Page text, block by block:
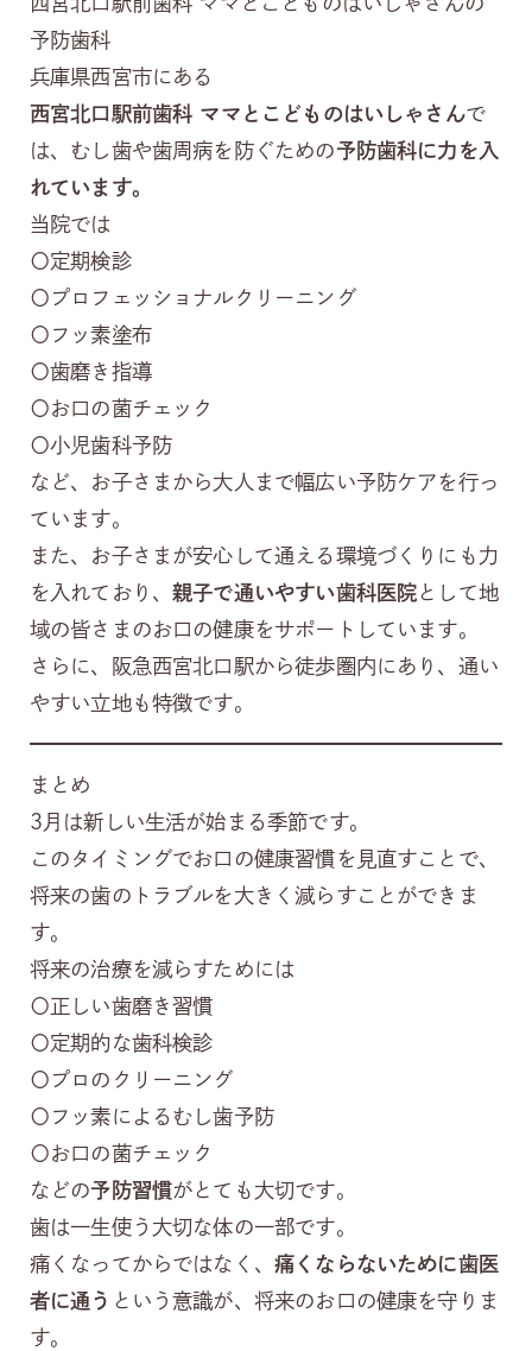
予防歯科
兵庫県西宮市にある
西宮北口駅前歯科 ママとこどものはいしゃさんで
は、むし歯や歯周病を防ぐための予防歯科に力を入
れています。
当院では
〇定期検診
〇プロフェッショナルクリーニング
〇フッ素塗布
〇歯磨き指導
〇お口の菌チェック
〇小児歯科予防
など、お子さまから大人まで幅広い予防ケアを行っ
ています。
また、お子さまが安心して通える環境づくりにも力
を入れており、親子で通いやすい歯科医院 として地
域の皆さまのお口の健康をサポートしています。
さらに、阪急西宮北口駅から徒歩圏内にあり、通い
やすい立地も特徴です。
まとめ
3月は新しい生活が始まる季節です。
このタイミングでお口の健康習慣を見直すことで、
将来の歯のトラブルを大きく減らすことができま
す。
将来の治療を減らすためには
〇正しい歯磨き習慣
〇定期的な歯科検診
〇プロのクリーニング
〇フッ素によるむし歯予防
〇お口の菌チェック
などの予防習慣がとても大切です。
歯は一生使う大切な体の一部です。
痛くなってからではなく、 痛くならないために歯医
者に通う という意識が、将来のお口の健康を守りま
す。